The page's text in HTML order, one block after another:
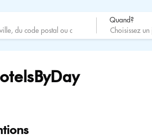
Quand?